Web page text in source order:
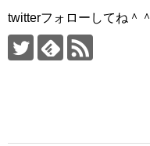
twitterフォローしてね＾＾